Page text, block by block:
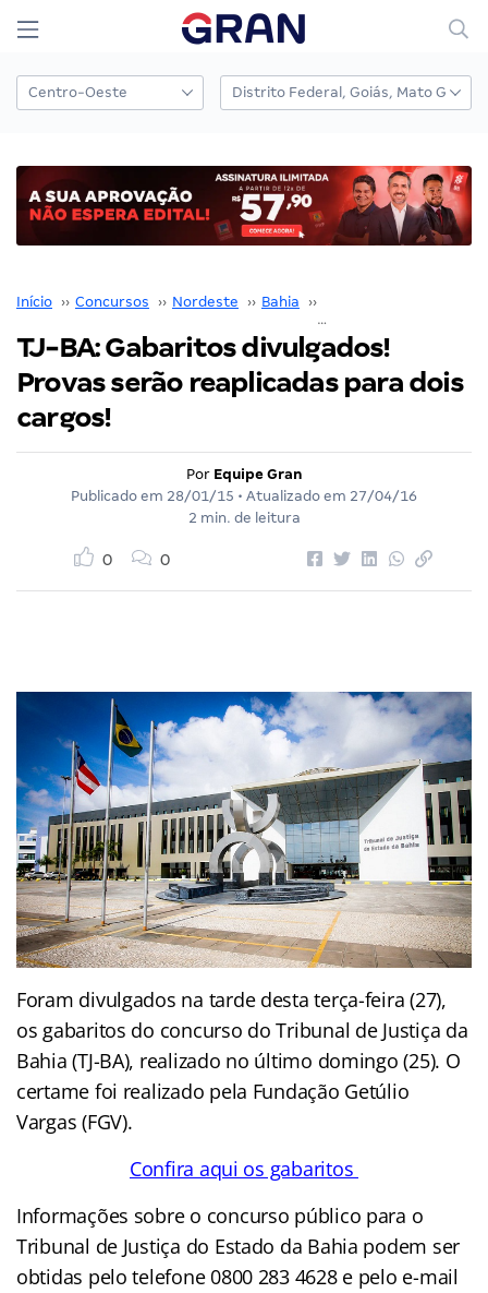
Início ›› Concursos ›› Nordeste ›› Bahia ››
TJ-BA: Gabaritos divulgados!
Provas serão reaplicadas para dois
cargos!
Por Equipe Gran
Publicado em 28/01/15 • Atualizado em 27/04/16
2 min. de leitura
0 0
Foram divulgados na tarde desta terça-feira (27),
os gabaritos do concurso do Tribunal de Justiça da
Bahia (TJ-BA), realizado no último domingo (25). O
certame foi realizado pela Fundação Getúlio
Vargas (FGV).
Confira aqui os gabaritos
Informações sobre o concurso público para o
Tribunal de Justiça do Estado da Bahia podem ser
obtidas pelo telefone 0800 283 4628 e pelo e-mail